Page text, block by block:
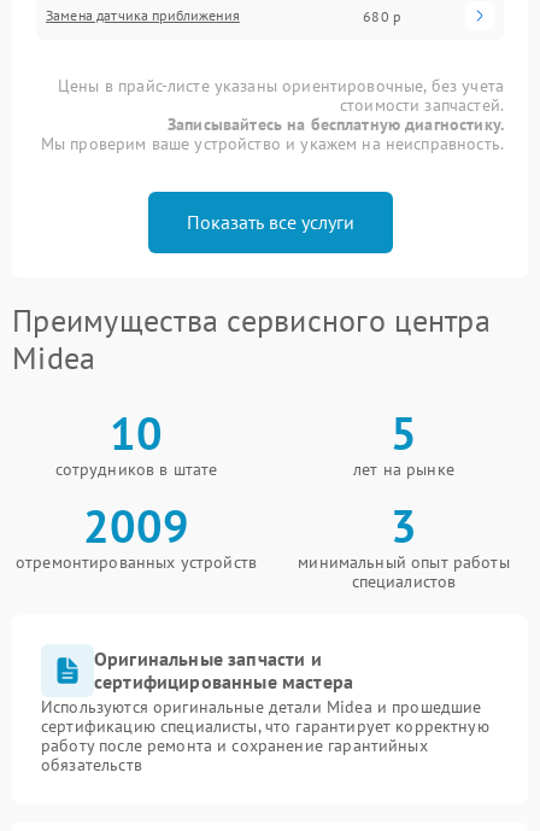
Замена датчика приближения 680 р
Цены в прайс-листе указаны ориентировочные, без учета
стоимости запчастей.
Записывайтесь на бесплатную диагностику.
Мы проверим ваше устройство и укажем на неисправность.
Показать все услуги
Преимущества сервисного центра
Midea
10
сотрудников в штате
5
лет на рынке
2009
отремонтированных устройств
3
минимальный опыт работы
специалистов
Оригинальные запчасти и
сертифицированные мастера
Используются оригинальные детали Midea и прошедшие
сертификацию специалисты, что гарантирует корректную
работу после ремонта и сохранение гарантийных
обязательств